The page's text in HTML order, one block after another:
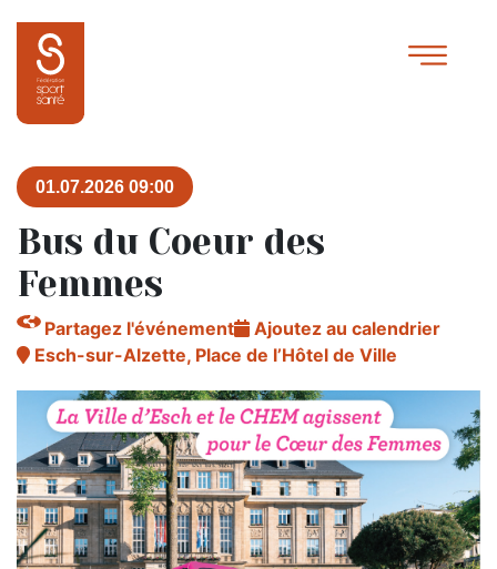
01.07.2026 09:00
Bus du Coeur des
Femmes
Partagez l'événement
Ajoutez au calendrier
Esch-sur-Alzette, Place de l’Hôtel de Ville